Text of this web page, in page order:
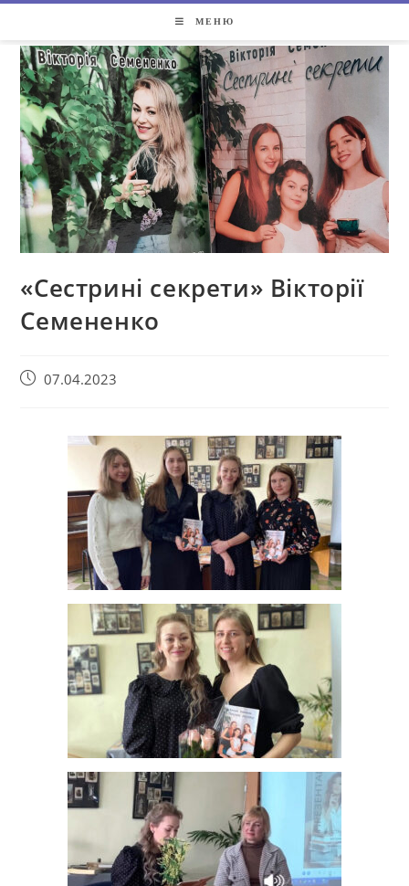
МЕНЮ
«Сестрині секрети» Вікторії
Семененко
07.04.2023